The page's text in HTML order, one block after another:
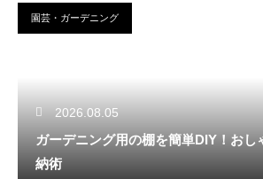
園芸・ガーデニング
2026.08.05
ガーデニング用の棚を簡単DIY！おし
納術